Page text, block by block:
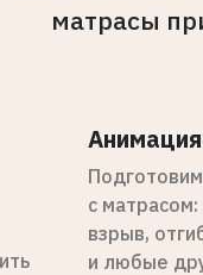
матрасы
с
взрыв,
и любые